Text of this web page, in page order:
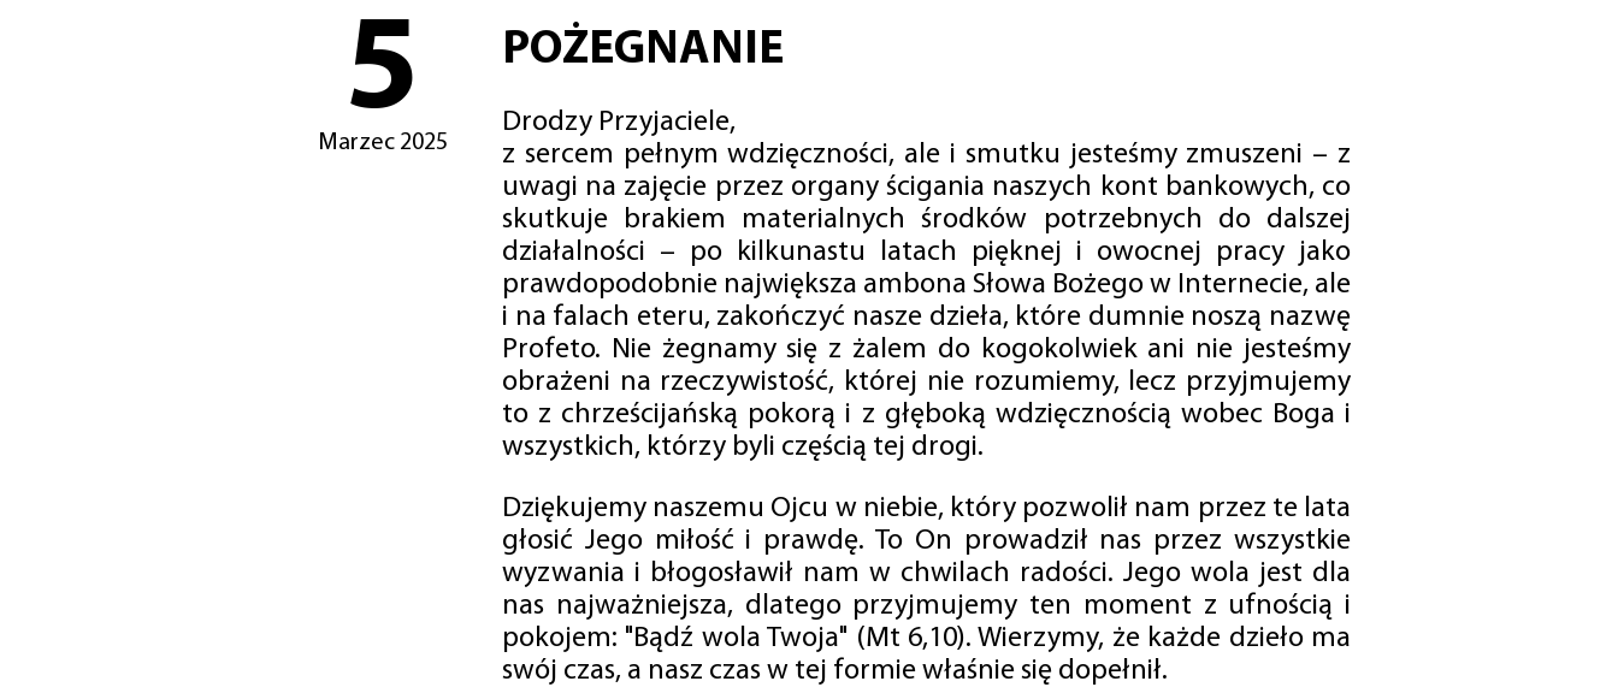
5
Marzec 2025
POŻEGNANIE
Drodzy Przyjaciele,
z sercem pełnym wdzięczności, ale i smutku jesteśmy zmuszeni – z
uwagi na zajęcie przez organy ścigania naszych kont bankowych, co
skutkuje brakiem materialnych środków potrzebnych do dalszej
działalności – po kilkunastu latach pięknej i owocnej pracy jako
prawdopodobnie największa ambona Słowa Bożego w Internecie, ale
i na falach eteru, zakończyć nasze dzieła, które dumnie noszą nazwę
Profeto. Nie żegnamy się z żalem do kogokolwiek ani nie jesteśmy
obrażeni na rzeczywistość, której nie rozumiemy, lecz przyjmujemy
to z chrześcijańską pokorą i z głęboką wdzięcznością wobec Boga i
wszystkich, którzy byli częścią tej drogi.
Dziękujemy naszemu Ojcu w niebie, który pozwolił nam przez te lata
głosić Jego miłość i prawdę. To On prowadził nas przez wszystkie
wyzwania i błogosławił nam w chwilach radości. Jego wola jest dla
nas najważniejsza, dlatego przyjmujemy ten moment z ufnością i
pokojem: "Bądź wola Twoja" (Mt 6,10). Wierzymy, że każde dzieło ma
swój czas, a nasz czas w tej formie właśnie się dopełnił.